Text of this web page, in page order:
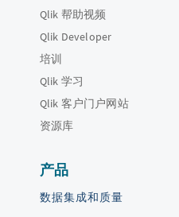
Qlik 帮助视频
Qlik Developer
培训
Qlik 学习
Qlik 客户门户网站
资源库
产品
数据集成和质量